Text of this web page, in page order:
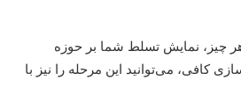
نمایش تسلط شما بر حوزه
می‌توانید این مرحله را نیز با